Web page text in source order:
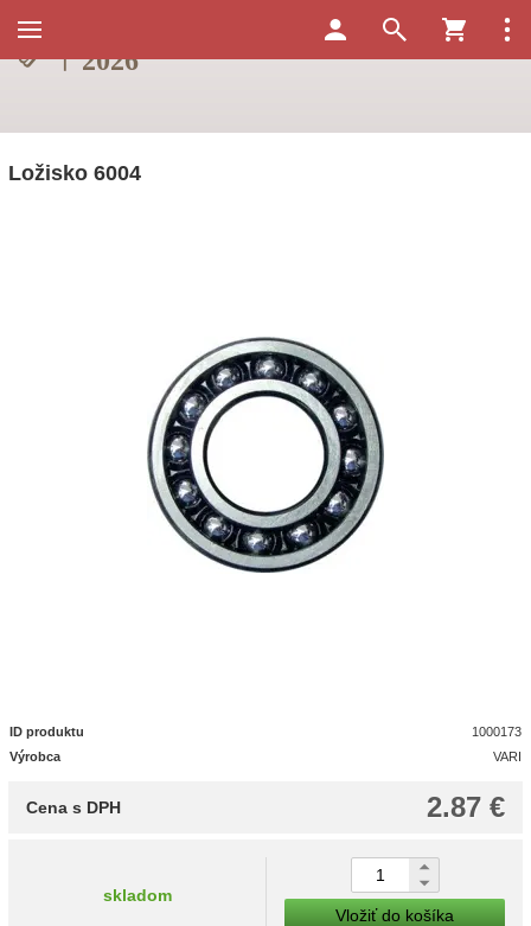
Ložisko 6004
ID produktu
1000173
Výrobca
VARI
2.87 €
Cena s DPH
skladom
Vložiť do košíka